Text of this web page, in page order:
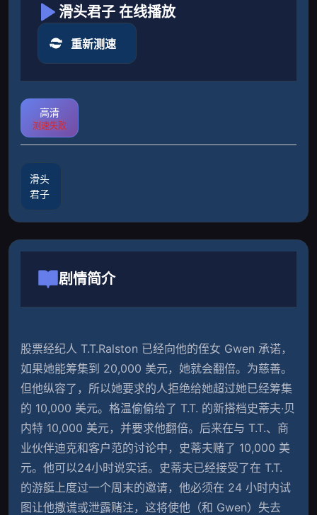
滑头君子 在线播放
重新测速
高清
测速失败
滑头
君子
剧情简介
股票经纪人 T.T.Ralston 已经向他的侄女 Gwen 承诺，
如果她能筹集到 20,000 美元，她就会翻倍。为慈善。
但他纵容了，所以她要求的人拒绝给她超过她已经筹集
的 10,000 美元。格温偷偷给了 T.T. 的新搭档史蒂夫·贝
内特 10,000 美元，并要求他翻倍。后来在与 T.T.、商
业伙伴迪克和客户范的讨论中，史蒂夫赌了 10,000 美
元。他可以24小时说实话。史蒂夫已经接受了在 T.T.
的游艇上度过一个周末的邀请，他必须在 24 小时内试
图让他撒谎或泄露赌注，这将使他（和 Gwen）失去